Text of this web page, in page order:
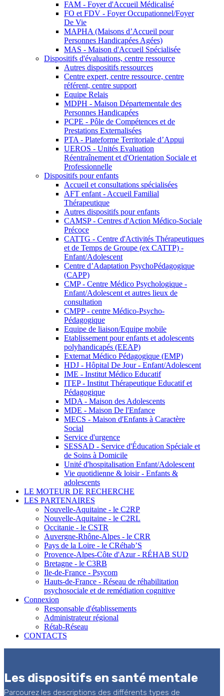
FAM - Foyer d'Accueil Médicalisé
FO et FDV - Foyer Occupationnel/Foyer
De Vie
MAPHA (Maisons d’Accueil pour
Personnes Handicapées Agées)
MAS - Maison d'Accueil Spécialisée
Dispositifs d'évaluations, centre ressource
Autres dispositifs ressources
Centre expert, centre ressource, centre
référent, centre support
Equipe Relais
MDPH - Maison Départementale des
Personnes Handicapées
PCPE - Pôle de Compétences et de
Prestations Externalisées
PTA - Plateforme Territoriale d’Appui
UEROS - Unités Evaluation
Réentraînement et d'Orientation Sociale et
Professionnelle
Dispositifs pour enfants
Accueil et consultations spécialisées
AFT enfant - Accueil Familial
Thérapeutique
Autres dispositifs pour enfants
CAMSP - Centres d'Action Médico-Sociale
Précoce
CATTG - Centre d'Activités Thérapeutiques
et de Temps de Groupe (ex CATTP) -
Enfant/Adolescent
Centre d’Adaptation PsychoPédagogique
(CAPP)
CMP - Centre Médico Psychologique -
Enfant/Adolescent et autres lieux de
consultation
CMPP - centre Médico-Psycho-
Pédagogique
Equipe de liaison/Equipe mobile
Etablissement pour enfants et adolescents
polyhandicapés (EEAP)
Externat Médico Pédagogique (EMP)
HDJ - Hôpital De Jour - Enfant/Adolescent
IME - Institut Médico Educatif
ITEP - Institut Thérapeutique Educatif et
Pédagogique
MDA - Maison des Adolescents
MDE - Maison De l'Enfance
MECS - Maison d'Enfants à Caractère
Social
Service d'urgence
SESSAD - Service d'Éducation Spéciale et
de Soins à Domicile
Unité d'hospitalisation Enfant/Adolescent
Vie quotidienne & loisir - Enfants &
adolescents
LE MOTEUR DE RECHERCHE
LES PARTENAIRES
Nouvelle-Aquitaine - le C2RP
Nouvelle-Aquitaine - le C2RL
Occitanie - le CSTR
Auvergne-Rhône-Alpes - le CRR
Pays de la Loire - le CRéhab’S
Provence-Alpes-Côte d'Azur - RÉHAB SUD
Bretagne - le C3RB
Ile-de-France - Psycom
Hauts-de-France - Réseau de réhabilitation
psychosociale et de remédiation cognitive
Connexion
Responsable d'établissements
Administrateur régional
Rétab-Réseau
CONTACTS
Les dispositifs en santé mentale
Parcourez les descriptions des différents types de